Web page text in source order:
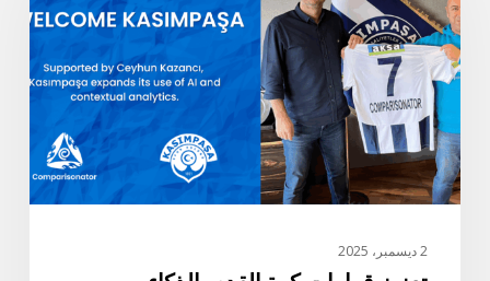
القدم
بالذكاء
الاصطناعي
مرحبًا
بك
في
قاسم
2 ديسمبر، 2025